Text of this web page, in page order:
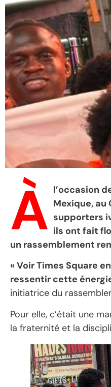
À l’occasion
Mexique, au
supporters
ils ont fait
un rassemblement
« Voir Times Square
ressentir cette
initiatrice du
Pour elle, c’était une
la fraternité et la